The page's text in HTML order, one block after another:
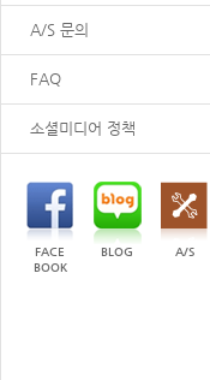
A/S 문의
FAQ
소셜미디어 정책
FACE
BOOK
BLOG A/S